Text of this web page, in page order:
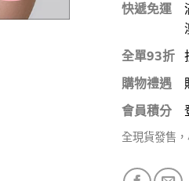
快遞免運
全單93折
購物禮遇
會員積分
全現貨發售